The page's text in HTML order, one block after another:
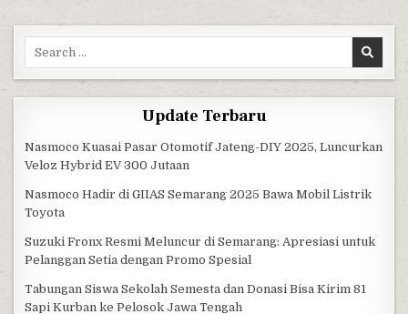
Search for:
Update Terbaru
Nasmoco Kuasai Pasar Otomotif Jateng-DIY 2025, Luncurkan
Veloz Hybrid EV 300 Jutaan
Nasmoco Hadir di GIIAS Semarang 2025 Bawa Mobil Listrik
Toyota
Suzuki Fronx Resmi Meluncur di Semarang: Apresiasi untuk
Pelanggan Setia dengan Promo Spesial
Tabungan Siswa Sekolah Semesta dan Donasi Bisa Kirim 81
Sapi Kurban ke Pelosok Jawa Tengah